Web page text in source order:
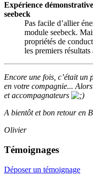
Expérience
seebeck
Pas facile d’allier
module seebeck.
propriétés de
les premiers résultats
Encore une fois, c’était un
en votre compagnie...
et accompagnateurs
A bientôt et bon retour en
Olivier
Témoignages
Déposer un témoignage